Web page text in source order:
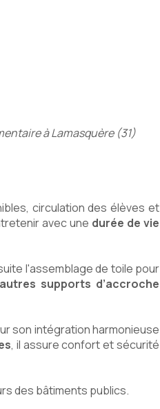
à Lamasquère (31)
circulation des élèves et
avec une durée de vie
l'assemblage de toile pour
supports d’accroche
son intégration harmonieuse
, il assure confort et sécurité
des bâtiments publics.